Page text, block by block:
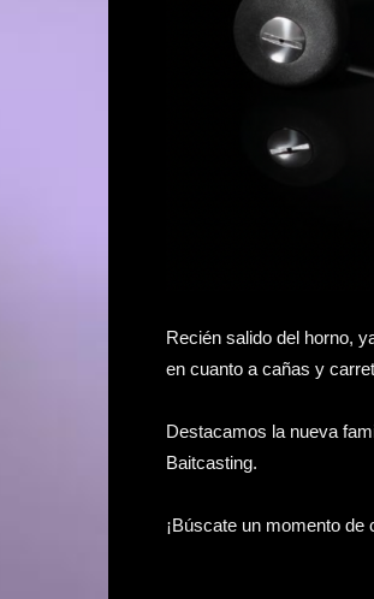
Recién salido del horno,
en cuanto a cañas y
Destacamos la nueva
Baitcasting.
¡Búscate un momento